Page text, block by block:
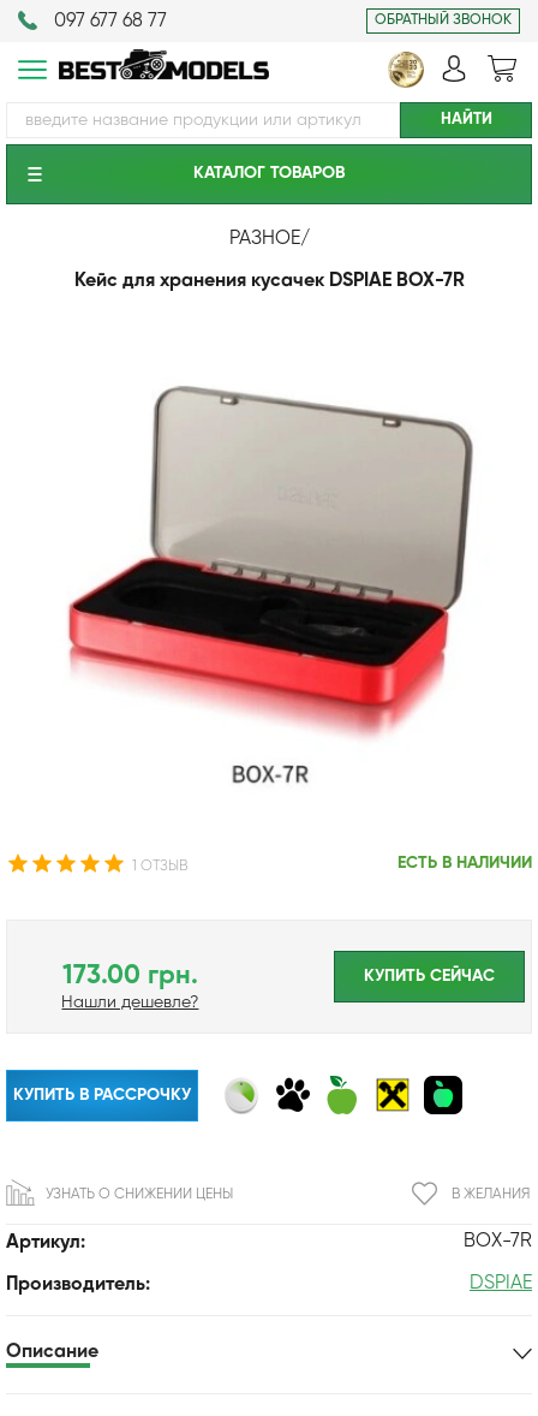
097 677 68 77 ОБРАТНЫЙ ЗВОНОК
КАТАЛОГ ТОВАРОВ
РАЗНОЕ/
Кейс для хранения кусачек DSPIAE BOX-7R
1 ОТЗЫВ ЕСТЬ В НАЛИЧИИ
Артикул: BOX-7R
Производитель: DSPIAE
173.00 грн.
Нашли дешевле?
КУПИТЬ CЕЙЧАС
КУПИТЬ В РАССРОЧКУ
В ЖЕЛАНИЯ
УЗНАТЬ О СНИЖЕНИИ ЦЕНЫ
Описание